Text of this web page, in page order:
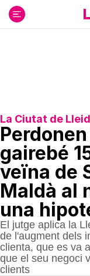
contenido
La Ciutat de
gairebé
veïna de
Maldà al
una
El jutge aplica la
de l'augment dels
clienta, que es va
que el seu negoci
clients